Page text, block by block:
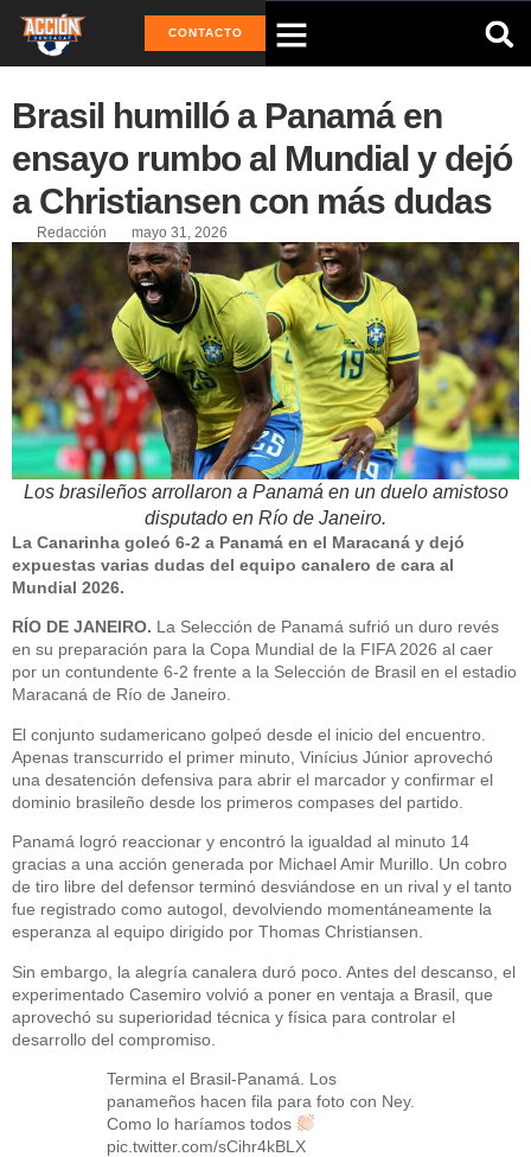
CONTACTO
Brasil humilló a Panamá en
ensayo rumbo al Mundial y dejó
a Christiansen con más dudas
Redacción mayo 31, 2026
Los brasileños arrollaron a Panamá en un duelo amistoso
disputado en Río de Janeiro.
La Canarinha goleó 6-2 a Panamá en el Maracaná y dejó
expuestas varias dudas del equipo canalero de cara al
Mundial 2026.
RÍO DE JANEIRO. La Selección de Panamá sufrió un duro revés
en su preparación para la Copa Mundial de la FIFA 2026 al caer
por un contundente 6-2 frente a la Selección de Brasil en el estadio
Maracaná de Río de Janeiro.
El conjunto sudamericano golpeó desde el inicio del encuentro.
Apenas transcurrido el primer minuto, Vinícius Júnior aprovechó
una desatención defensiva para abrir el marcador y confirmar el
dominio brasileño desde los primeros compases del partido.
Panamá logró reaccionar y encontró la igualdad al minuto 14
gracias a una acción generada por Michael Amir Murillo. Un cobro
de tiro libre del defensor terminó desviándose en un rival y el tanto
fue registrado como autogol, devolviendo momentáneamente la
esperanza al equipo dirigido por Thomas Christiansen.
Sin embargo, la alegría canalera duró poco. Antes del descanso, el
experimentado Casemiro volvió a poner en ventaja a Brasil, que
aprovechó su superioridad técnica y física para controlar el
desarrollo del compromiso.
Termina el Brasil-Panamá. Los
panameños hacen fila para foto con Ney.
Como lo haríamos todos
pic.twitter.com/sCihr4kBLX